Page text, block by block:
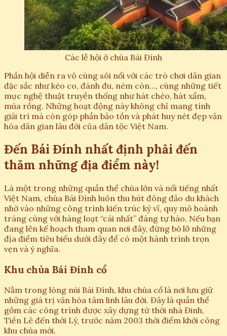
Các lễ hội ở chùa Bái Đính
Phần hội diễn ra vô cùng sôi nổi với các trò chơi dân gian
đặc sắc như kéo co, đánh đu, ném còn…, cùng những tiết
mục nghệ thuật truyền thống như hát chèo, hát xẩm,
múa rồng. Những hoạt động này không chỉ mang tính
giải trí mà còn góp phần bảo tồn và phát huy nét đẹp văn
hóa dân gian lâu đời của dân tộc Việt Nam.
Đến Bái Đính nhất định phải đến
thăm những địa điểm này!
Là một trong những quần thể chùa lớn và nổi tiếng nhất
Việt Nam, chùa Bái Đính luôn thu hút đông đảo du khách
nhờ vào những công trình kiến trúc kỳ vĩ, quy mô hoành
tráng cùng với hàng loạt “cái nhất” đáng tự hào. Nếu bạn
đang lên kế hoạch tham quan nơi đây, đừng bỏ lỡ những
địa điểm tiêu biểu dưới đây để có một hành trình trọn
vẹn và ý nghĩa.
Khu chùa Bái Đính cổ
Nằm trong lòng núi Bái Đính, khu chùa cổ là nơi lưu giữ
những giá trị văn hóa tâm linh lâu đời. Đây là quần thể
gồm các công trình được xây dựng từ thời nhà Đinh,
Tiền Lê đến thời Lý, trước năm 2003 thời điểm khởi công
khu chùa mới.